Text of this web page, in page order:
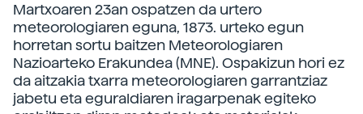
Martxoaren 23an ospatzen da urtero
meteorologiaren eguna, 1873. urteko egun
horretan sortu baitzen Meteorologiaren
Nazioarteko Erakundea (MNE). Ospakizun hori ez
da aitzakia txarra meteorologiaren garrantziaz
jabetu eta eguraldiaren iragarpenak egiteko